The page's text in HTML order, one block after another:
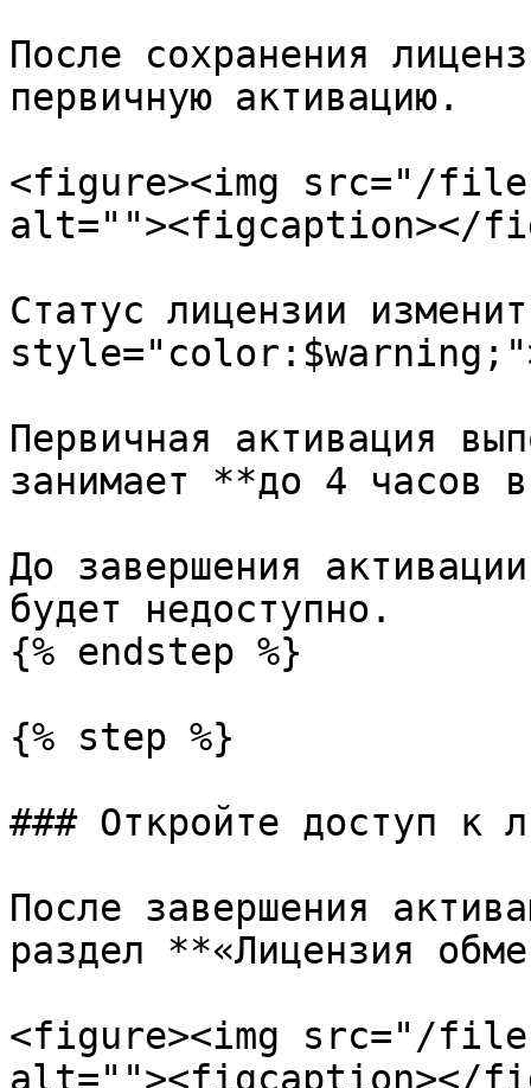
После сохранения
первичную активацию.
<figure><img src="/
alt=""><figcaption></
Статус лицензии
Первичная активация
занимает **до 4 часов
До завершения
будет недоступно.
{% endstep %}
{% step %}
### Откройте доступ к
После завершения
раздел **«Лицензия
<figure><img src="/
alt=""><figcaption></